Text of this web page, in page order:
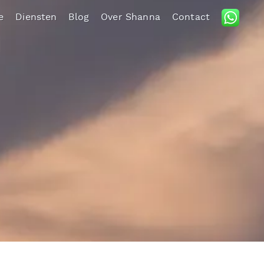
Diensten Blog Over Shanna Contact